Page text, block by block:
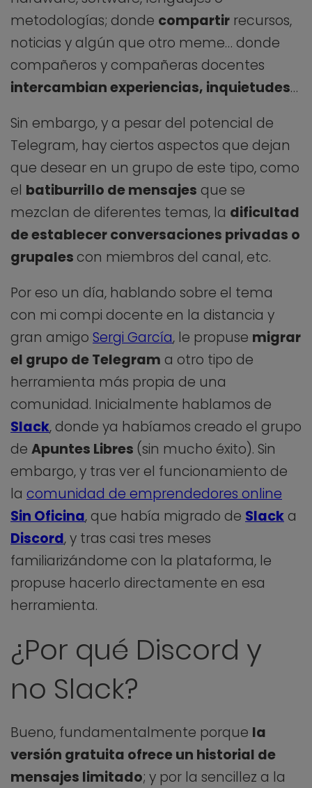
metodologías; donde compartir recursos,
noticias y algún que otro meme… donde
compañeros y compañeras docentes
intercambian experiencias, inquietudes…
Sin embargo, y a pesar del potencial de
Telegram, hay ciertos aspectos que dejan
que desear en un grupo de este tipo, como
el batiburrillo de mensajes que se
mezclan de diferentes temas, la dificultad
de establecer conversaciones privadas o
grupalescon miembros del canal, etc.
Por eso un día, hablando sobre el tema
con mi compi docente en la distancia y
gran amigo Sergi García, le propuse migrar
el grupo de Telegram a otro tipo de
herramienta más propia de una
comunidad. Inicialmente hablamos de
Slack, donde ya habíamos creado el grupo
de Apuntes Libres (sin mucho éxito). Sin
embargo, y tras ver el funcionamiento de
la comunidad de emprendedores online
Sin Oficina, que había migrado de Slacka
Discord, y tras casi tres meses
familiarizándome con la plataforma, le
propuse hacerlo directamente en esa
herramienta.
¿Por qué Discord y
no Slack?
Bueno, fundamentalmente porque la
versión gratuita ofrece un historial de
mensajes limitado; y por la sencillez a la